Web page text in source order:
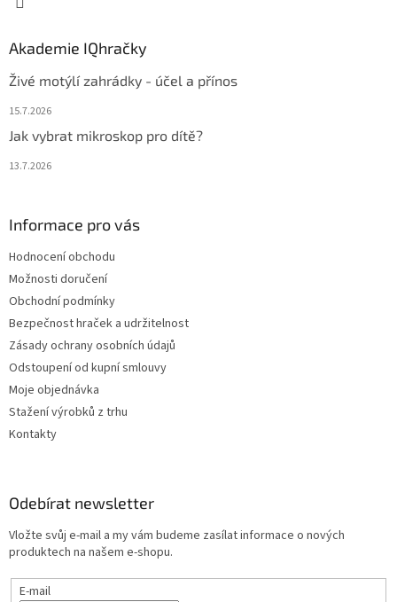
Akademie IQhračky
Živé motýlí zahrádky - účel a přínos
15.7.2026
Jak vybrat mikroskop pro dítě?
13.7.2026
Informace pro vás
Hodnocení obchodu
Možnosti doručení
Obchodní podmínky
Bezpečnost hraček a udržitelnost
Zásady ochrany osobních údajů
Odstoupení od kupní smlouvy
Moje objednávka
Stažení výrobků z trhu
Kontakty
Odebírat newsletter
Vložte svůj e-mail a my vám budeme zasílat informace o nových
produktech na našem e-shopu.
E-mail